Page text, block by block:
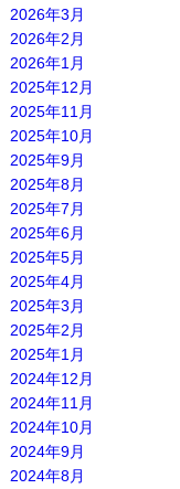
2026年3月
2026年2月
2026年1月
2025年12月
2025年11月
2025年10月
2025年9月
2025年8月
2025年7月
2025年6月
2025年5月
2025年4月
2025年3月
2025年2月
2025年1月
2024年12月
2024年11月
2024年10月
2024年9月
2024年8月